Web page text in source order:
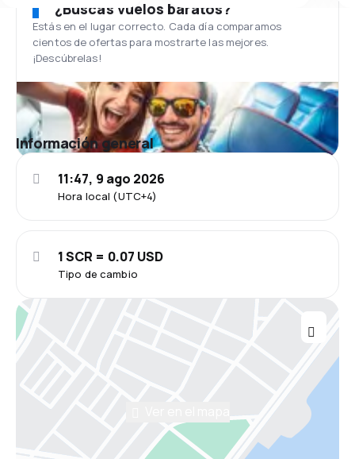
¿Buscas vuelos baratos?
Estás en el lugar correcto. Cada día comparamos
cientos de ofertas para mostrarte las mejores.
¡Descúbrelas!
Información general
Hora local (UTC+4)
11:47, 9 ago 2026
Tipo de cambio
1 SCR = 0.07 USD